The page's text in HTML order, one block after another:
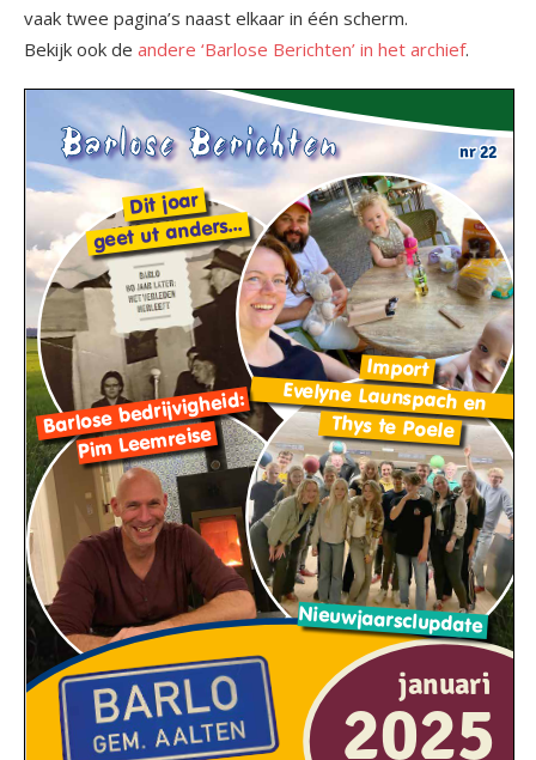
vaak twee pagina’s naast elkaar in één scherm.
Bekijk ook de andere ‘Barlose Berichten’ in het archief.